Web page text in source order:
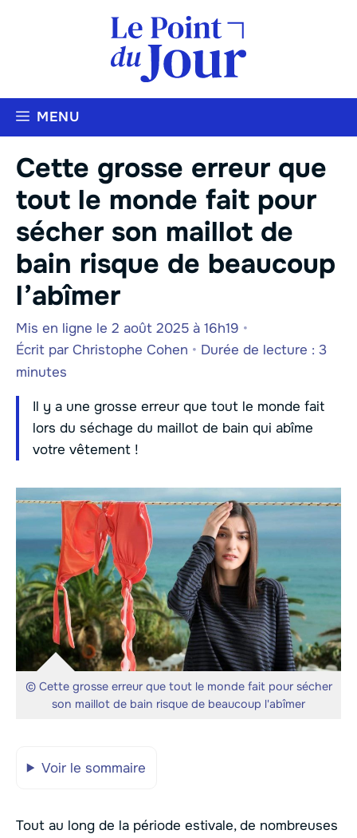
MENU
Cette grosse erreur que
tout le monde fait pour
sécher son maillot de
bain risque de beaucoup
l’abîmer
Mis en ligne le 2 août 2025 à 16h19 •
Écrit par Christophe Cohen • Durée de lecture : 3
minutes
Il y a une grosse erreur que tout le monde fait
lors du séchage du maillot de bain qui abîme
votre vêtement !
© Cette grosse erreur que tout le monde fait pour sécher
son maillot de bain risque de beaucoup l'abîmer
Voir le sommaire
Tout au long de la période estivale, de nombreuses